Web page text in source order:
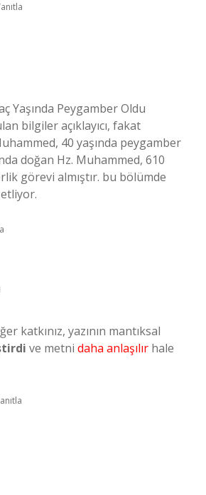
Yaşında Peygamber Oldu
bilgiler açıklayıcı, fakat
40 yaşında peygamber
doğan Hz. Muhammed, 610
görevi almıştır. bu bölümde
katkınız, yazının mantıksal
ve metni daha anlaşılır hale